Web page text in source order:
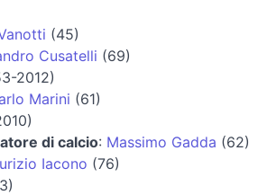
(45)
Cusatelli (69)
2012)
Marini (61)
di calcio: Massimo Gadda (62)
Iacono (76)